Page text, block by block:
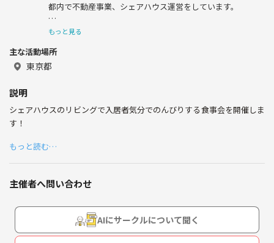
都内で不動産事業、シェアハウス運営をしています。
シェアハウスの住民とつなげーとの方々とでイベントを定
もっと見る
主な活動場所
東京都
説明
シェアハウスのリビングで入居者気分でのんびりする食事会を開催しま
す！
もっと読む…
主催者へ問い合わせ
AIにサークルについて聞く